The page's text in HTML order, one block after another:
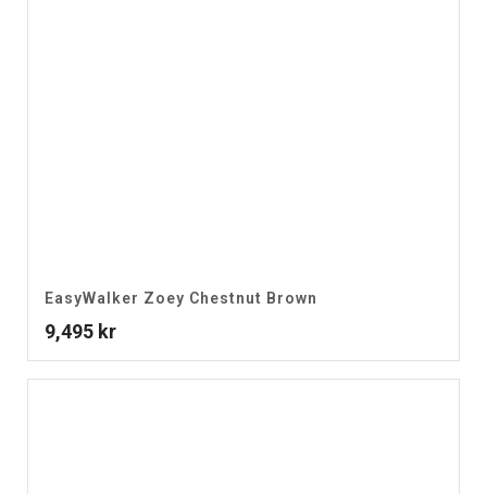
EasyWalker Zoey Chestnut Brown
9,495 kr